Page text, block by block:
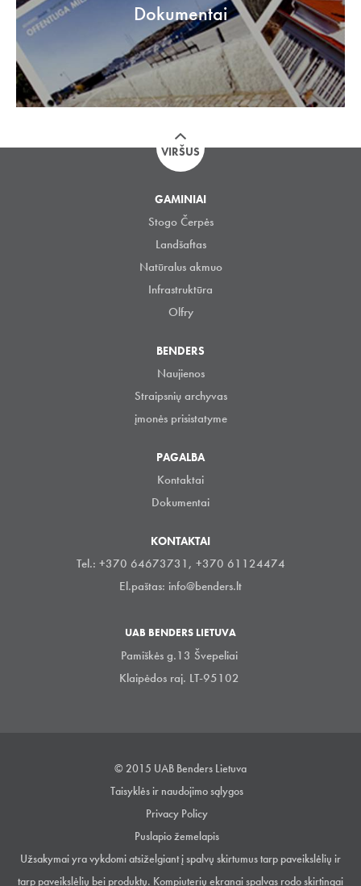
Dokumentai
VIRŠUS
GAMINIAI
Stogo Čerpės
Landšaftas
Natūralus akmuo
Infrastruktūra
Olfry
BENDERS
Naujienos
Straipsnių archyvas
įmonės prisistatyme
PAGALBA
Kontaktai
Dokumentai
KONTAKTAI
Tel.: +370 64673731, +370 61124474
El.paštas: info@benders.lt
UAB BENDERS LIETUVA
Pamiškės g.13 Švepeliai
Klaipėdos raj. LT-95102
© 2015 UAB Benders Lietuva
Taisyklės ir naudojimo sąlygos
Privacy Policy
Puslapio žemelapis
Užsakymai yra vykdomi atsiželgiant į spalvų skirtumus tarp paveikslėlių ir
tarp paveikslėlių bei produktų. Kompiuterių ekranai spalvas rodo skirtingai